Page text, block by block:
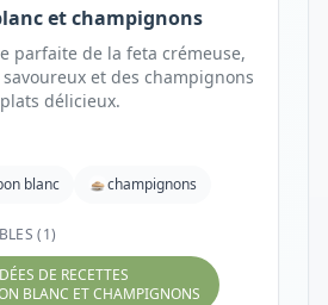
et champignons
parfaite de la feta crémeuse,
et des champignons
délicieux.
blanc champignons
(1)
DE RECETTES
BLANC ET CHAMPIGNONS